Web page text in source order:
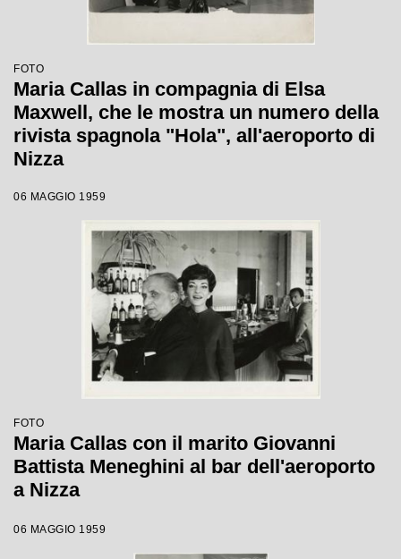
FOTO
Maria Callas in compagnia di Elsa
Maxwell, che le mostra un numero della
rivista spagnola "Hola", all'aeroporto di
Nizza
06 MAGGIO 1959
FOTO
Maria Callas con il marito Giovanni
Battista Meneghini al bar dell'aeroporto
a Nizza
06 MAGGIO 1959